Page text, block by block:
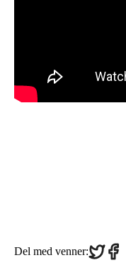
Del med venner:Share
on
Share
on